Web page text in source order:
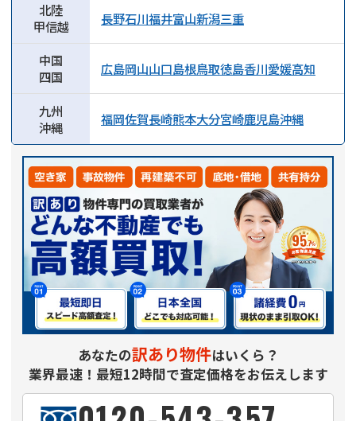
北陸
甲信越
長野石川福井富山新潟三重
中国
四国
広島岡山山口島根鳥取徳島香川愛媛高知
九州
沖縄
福岡佐賀長崎熊本大分宮崎鹿児島沖縄
あなたの訳あり物件はいくら？
業界最速！最短12時間で査定価格をお伝えします